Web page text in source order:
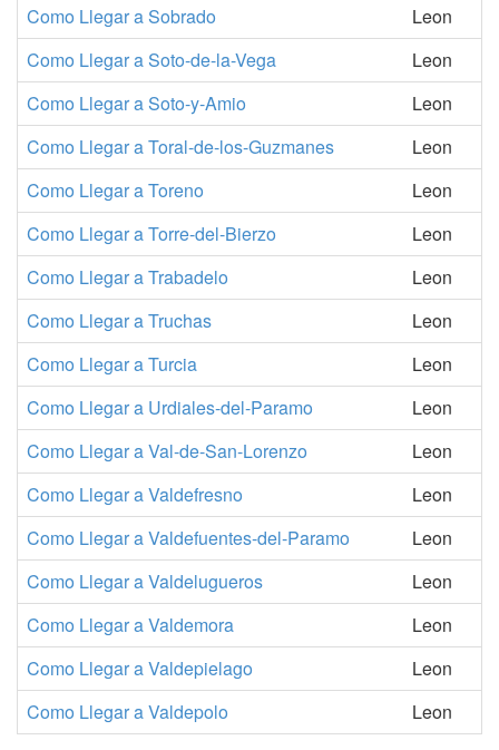
Como Llegar a Sobrado
Leon
Como Llegar a Soto-de-la-Vega
Leon
Como Llegar a Soto-y-Amio
Leon
Como Llegar a Toral-de-los-Guzmanes
Leon
Como Llegar a Toreno
Leon
Como Llegar a Torre-del-Bierzo
Leon
Como Llegar a Trabadelo
Leon
Como Llegar a Truchas
Leon
Como Llegar a Turcia
Leon
Como Llegar a Urdiales-del-Paramo
Leon
Como Llegar a Val-de-San-Lorenzo
Leon
Como Llegar a Valdefresno
Leon
Como Llegar a Valdefuentes-del-Paramo
Leon
Como Llegar a Valdelugueros
Leon
Como Llegar a Valdemora
Leon
Como Llegar a Valdepielago
Leon
Como Llegar a Valdepolo
Leon